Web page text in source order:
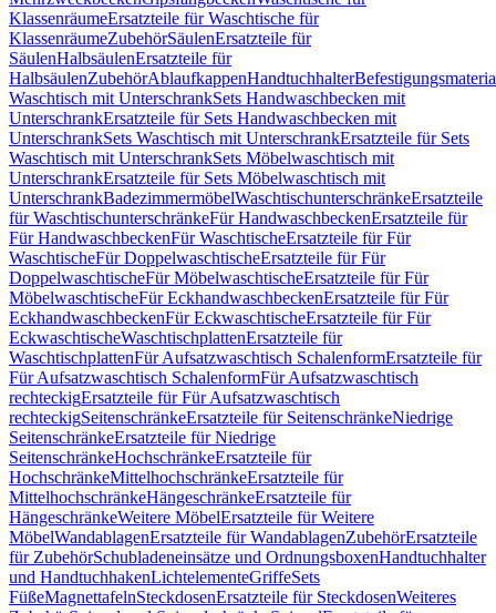
KlassenräumeErsatzteile für Waschtische für
KlassenräumeZubehörSäulenErsatzteile für
SäulenHalbsäulenErsatzteile für
HalbsäulenZubehörAblaufkappenHandtuchhalter
Waschtisch mit UnterschrankSets Handwaschbecken mit
UnterschrankErsatzteile für Sets Handwaschbecken mit
UnterschrankSets Waschtisch mit UnterschrankErsatzteile für Sets
Waschtisch mit UnterschrankSets Möbelwaschtisch mit
UnterschrankErsatzteile für Sets Möbelwaschtisch mit
UnterschrankBadezimmermöbelWaschtischunterschränkeErsatzteile
für WaschtischunterschränkeFür HandwaschbeckenErsatzteile für
Für HandwaschbeckenFür WaschtischeErsatzteile für Für
WaschtischeFür DoppelwaschtischeErsatzteile für Für
DoppelwaschtischeFür MöbelwaschtischeErsatzteile für Für
MöbelwaschtischeFür EckhandwaschbeckenErsatzteile für Für
EckhandwaschbeckenFür EckwaschtischeErsatzteile für Für
EckwaschtischeWaschtischplattenErsatzteile für
WaschtischplattenFür Aufsatzwaschtisch SchalenformErsatzteile für
Für Aufsatzwaschtisch SchalenformFür Aufsatzwaschtisch
rechteckigErsatzteile für Für Aufsatzwaschtisch
rechteckigSeitenschränkeErsatzteile für SeitenschränkeNiedrige
SeitenschränkeErsatzteile für Niedrige
SeitenschränkeHochschränkeErsatzteile für
HochschränkeMittelhochschränkeErsatzteile für
MittelhochschränkeHängeschränkeErsatzteile für
HängeschränkeWeitere MöbelErsatzteile für Weitere
MöbelWandablagenErsatzteile für WandablagenZubehörErsatzteile
für ZubehörSchubladeneinsätze und OrdnungsboxenHandtuchhalter
und HandtuchhakenLichtelementeGriffeSets
FüßeMagnettafelnSteckdosenErsatzteile für SteckdosenWeiteres